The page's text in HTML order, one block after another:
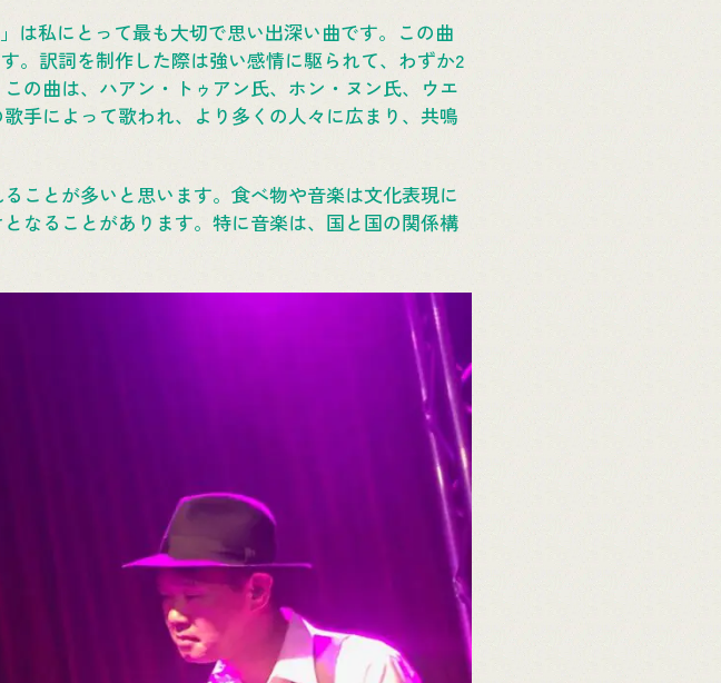
は私にとって最も大切で思い出深い曲です。この曲
。訳詞を制作した際は強い感情に駆られて、わずか2
の曲は、ハアン・トゥアン氏、ホン・ヌン氏、ウエ
手によって歌われ、より多くの人々に広まり、共鳴
ことが多いと思います。食べ物や音楽は文化表現に
なることがあります。特に音楽は、国と国の関係構